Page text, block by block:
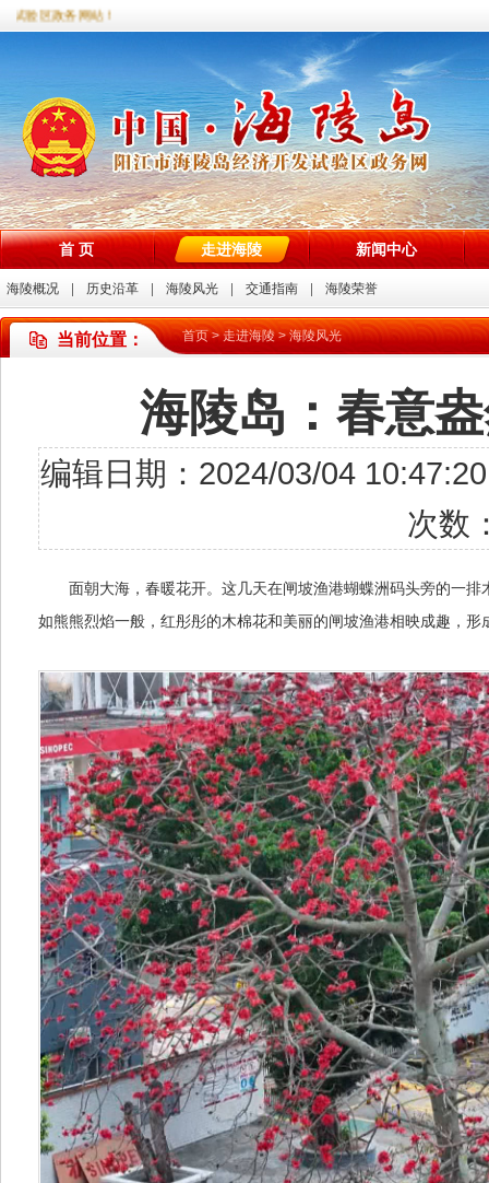
区政务网站！
首 页 走进海陵 新闻中心
海陵概况 历史沿革 海陵风光 交通指南 海陵荣誉
当前位置： 首页>走进海陵>海陵风光
海陵岛：春意
编辑日期：2024/03/04
次数
面朝大海，春暖花开。这几天在闸坡渔港蝴蝶洲码头旁的一排
如熊熊烈焰一般，红彤彤的木棉花和美丽的闸坡渔港相映成趣，形